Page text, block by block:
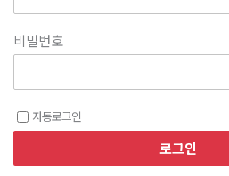
비밀번호
자동로그인